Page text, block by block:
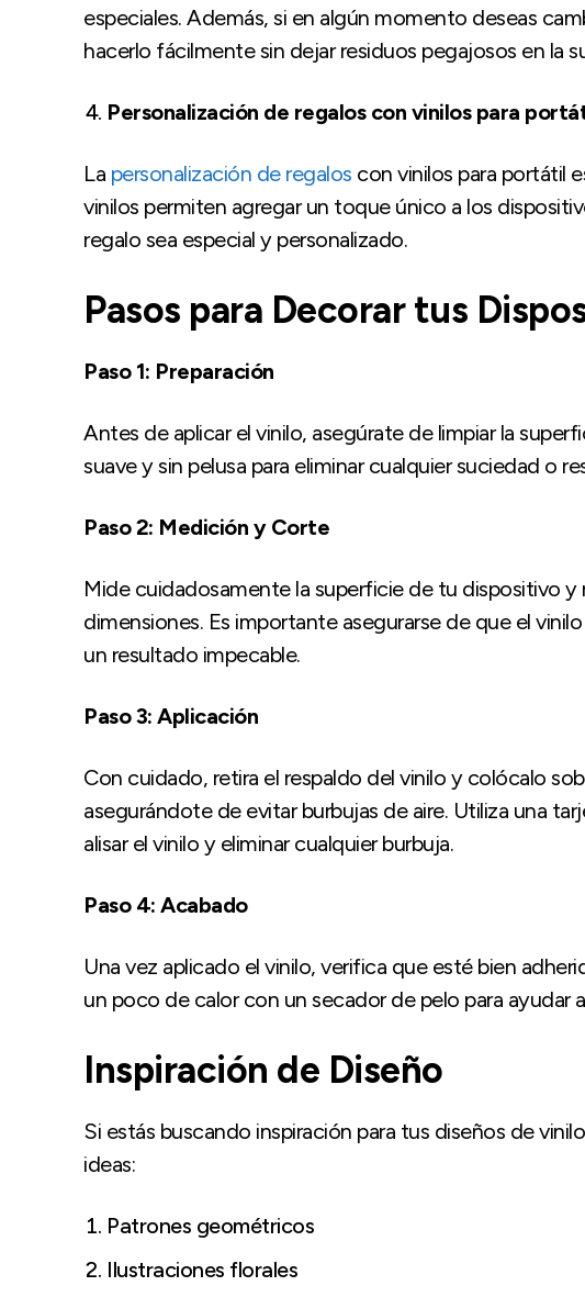
especiales. Además, si en algún momento deseas
hacerlo fácilmente sin dejar residuos pegajosos en la
Personalización de regalos con vinilos para
La personalización de regalos con vinilos para portátil
vinilos permiten agregar un toque único a los
regalo sea especial y personalizado.
Pasos para Decorar tus
Paso 1: Preparación
Antes de aplicar el vinilo, asegúrate de limpiar la
suave y sin pelusa para eliminar cualquier suciedad o
Paso 2: Medición y Corte
Mide cuidadosamente la superficie de tu dispositivo
dimensiones. Es importante asegurarse de que el
un resultado impecable.
Paso 3: Aplicación
Con cuidado, retira el respaldo del vinilo y colócalo
asegurándote de evitar burbujas de aire. Utiliza una
alisar el vinilo y eliminar cualquier burbuja.
Paso 4: Acabado
Una vez aplicado el vinilo, verifica que esté bien
un poco de calor con un secador de pelo para ayudar
Inspiración de Diseño
Si estás buscando inspiración para tus diseños de
ideas:
Patrones geométricos
Ilustraciones florales